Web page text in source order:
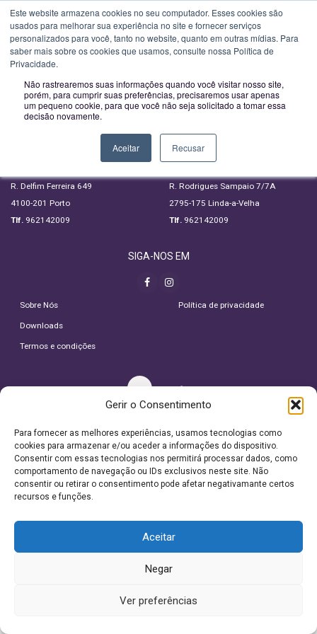
Este site utiliza cookies. Ao navegar no site
estará a consentir a sua utilização.
Aceitar
Este website armazena cookies no seu computador. Esses cookies são
usados ​​para melhorar sua experiência no site e fornecer serviços
personalizados para você, tanto no website, quanto em outras mídias. Para
saber mais sobre os cookies que usamos, consulte nossa Política de
Privacidade.
Não rastrearemos suas informações quando você visitar nosso site,
porém, para cumprir suas preferências, precisaremos usar apenas
um pequeno cookie, para que você não seja solicitado a tomar essa
decisão novamente.
Aceitar Recusar
Gerir o Consentimento
Para fornecer as melhores experiências, usamos tecnologias como
cookies para armazenar e/ou aceder a informações do dispositivo.
Consentir com essas tecnologias nos permitirá processar dados, como
comportamento de navegação ou IDs exclusivos neste site. Não
consentir ou retirar o consentimento pode afetar negativamante certos
recursos e funções.
Aceitar
Negar
Ver preferências
Novo horário a partir de 01-02-2023:Segunda a Sexta das 09H00 às
13H00 e das 14H00 às 18:00
SUBSCREVA A NOSSA NEWSLETTER
R. Delfim Ferreira 649
4100-201 Porto
Tlf. 962142009
800 209 523
R. Rodrigues Sampaio 7/7A
2795-175 Linda-a-Velha
Tlf. 962142009
SIGA-NOS EM
Sobre Nós
Downloads
Termos e condições
Política de privacidade
© 2026 Depilemotion
Todos os direitos reservados.